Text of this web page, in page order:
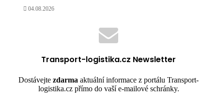
04.08.2026
Transport-logistika.cz Newsletter
Dostávejte zdarma aktuální informace z portálu Transport-
logistika.cz přímo do vaší e-mailové schránky.